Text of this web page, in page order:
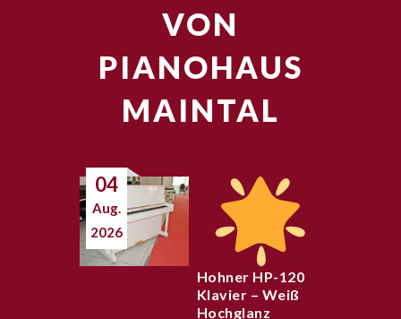
VON
PIANOHAUS
MAINTAL
04
Aug.
2026
Hohner HP-120
Klavier – Weiß
Hochglanz